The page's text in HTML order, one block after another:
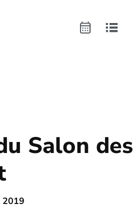
Salon des
2019